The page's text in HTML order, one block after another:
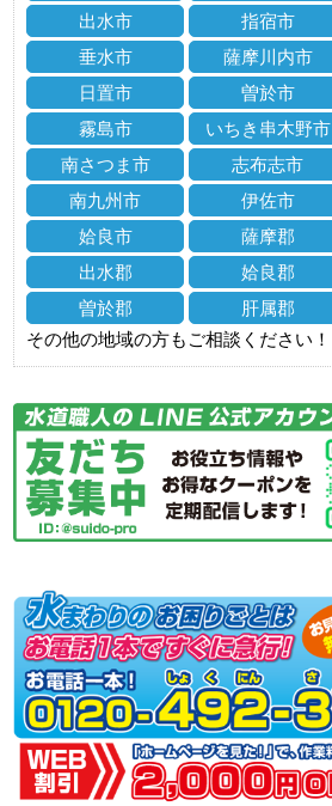
出水市
指宿市
垂水市
薩摩川内市
日置市
曽於市
霧島市
いちき串木野市
南さつま市
志布志市
南九州市
伊佐市
姶良市
薩摩郡
出水郡
姶良郡
曽於郡
肝属郡
その他の地域の方もご相談ください！